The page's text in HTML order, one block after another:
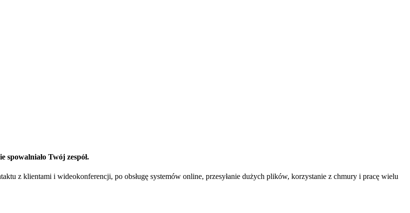
spowalniało Twój zespół.
z klientami i wideokonferencji, po obsługę systemów online, przesyłanie dużych plików, korzystanie z chmury i pracę wielu